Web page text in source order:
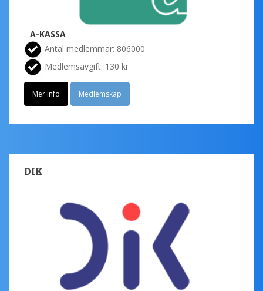
A-KASSA
Antal medlemmar: 806000
Medlemsavgift: 130 kr
Mer info Medlemskap
DIK